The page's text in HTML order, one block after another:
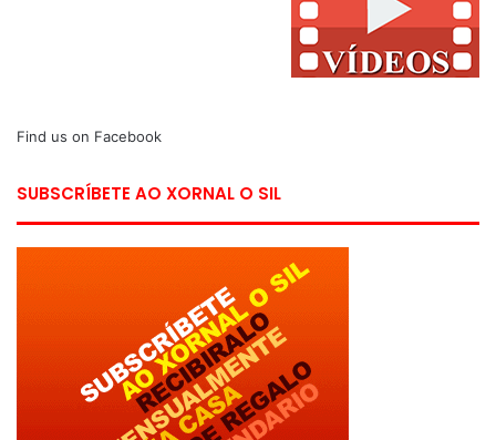
Find us on Facebook
SUBSCRÍBETE AO XORNAL O SIL